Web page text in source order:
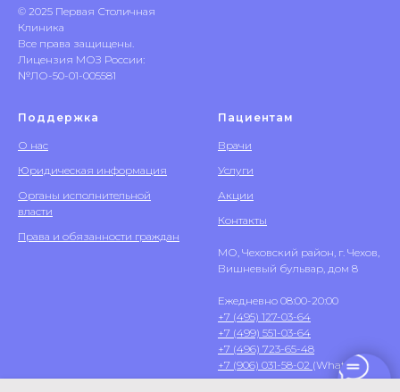
© 2025 Первая Столичная
Клиника
Все права защищены.
Лицензия МОЗ России:
№ЛО-50-01-005581
Поддержка
О нас
Юридическая информация
Органы исполнительной
власти
Права и обязанности граждан
Пациентам
Врачи
Услуги
Акции
Контакты
МО, Чеховский район, г. Чехов,
Вишневый бульвар, дом 8
Ежедневно 08:00-20:00
+7 (495) 127-03-64
+7 (499) 551-03-64
+7 (496) 723-65-48
+7 (906) 031-58-02 (WhatsApp)